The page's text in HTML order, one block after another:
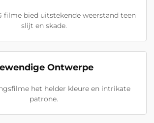
filme bied uitstekende weerstand teen
slijt en skade.
Ontwerpe
het helder kleure en intrikate
patrone.